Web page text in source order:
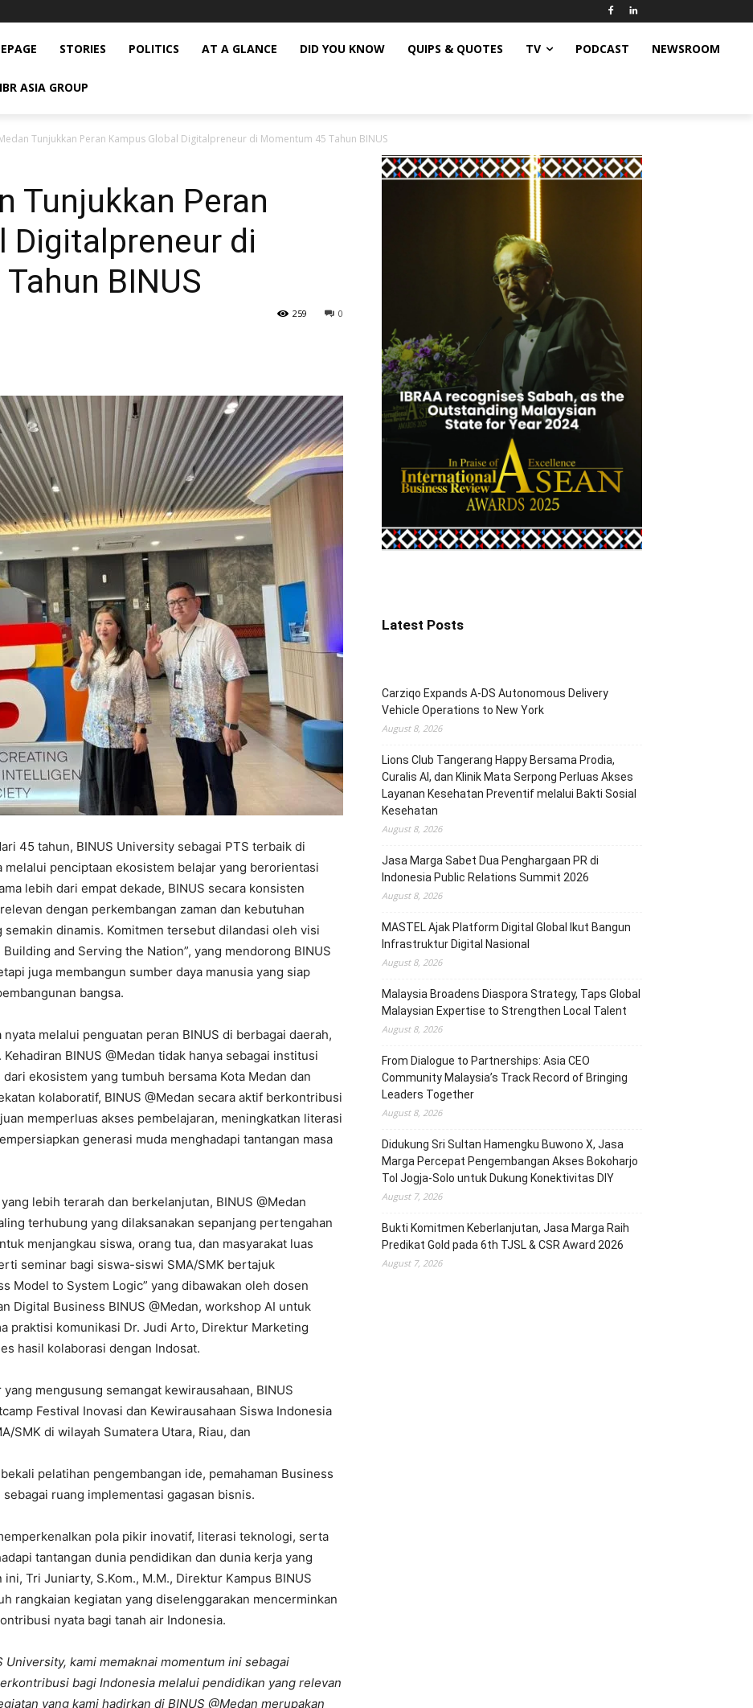
STORIES POLITICS AT A GLANCE DID YOU KNOW QUIPS & QUOTES TV PODCAST NEWSROOM
ASIA GROUP
Tunjukkan Peran Kampus Global Digitalpreneur di Momentum 45 Tahun BINUS
Tunjukkan Peran
Digitalpreneur di
BINUS
0
259
45 tahun, BINUS University sebagai PTS terbaik di
penciptaan ekosistem belajar yang berorientasi
lebih dari empat dekade, BINUS secara konsisten
dengan perkembangan zaman dan kebutuhan
dinamis. Komitmen tersebut dilandasi oleh visi
and Serving the Nation”, yang mendorong BINUS
juga membangun sumber daya manusia yang siap
bangsa.
melalui penguatan peran BINUS di berbagai daerah,
BINUS @Medan tidak hanya sebagai institusi
ekosistem yang tumbuh bersama Kota Medan dan
kolaboratif, BINUS @Medan secara aktif berkontribusi
memperluas akses pembelajaran, meningkatkan literasi
generasi muda menghadapi tantangan masa
lebih terarah dan berkelanjutan, BINUS @Medan
terhubung yang dilaksanakan sepanjang pertengahan
menjangkau siswa, orang tua, dan masyarakat luas
seminar bagi siswa-siswi SMA/SMK bertajuk
Model to System Logic” yang dibawakan oleh dosen
Digital Business BINUS @Medan, workshop AI untuk
praktisi komunikasi Dr. Judi Arto, Direktur Marketing
hasil kolaborasi dengan Indosat.
mengusung semangat kewirausahaan, BINUS
Festival Inovasi dan Kewirausahaan Siswa Indonesia
SMK di wilayah Sumatera Utara, Riau, dan
pelatihan pengembangan ide, pemahaman Business
ruang implementasi gagasan bisnis.
pola pikir inovatif, literasi teknologi, serta
tantangan dunia pendidikan dan dunia kerja yang
Tri Juniarty, S.Kom., M.M., Direktur Kampus BINUS
rangkaian kegiatan yang diselenggarakan mencerminkan
nyata bagi tanah air Indonesia.
kami memaknai momentum ini sebagai
bagi Indonesia melalui pendidikan yang relevan
yang kami hadirkan di BINUS @Medan merupakan
Latest Posts
Carziqo Expands A-DS Autonomous Delivery
Vehicle Operations to New York
August 8, 2026
Lions Club Tangerang Happy Bersama Prodia,
Curalis AI, dan Klinik Mata Serpong Perluas Akses
Layanan Kesehatan Preventif melalui Bakti Sosial
Kesehatan
August 8, 2026
Jasa Marga Sabet Dua Penghargaan PR di
Indonesia Public Relations Summit 2026
August 8, 2026
MASTEL Ajak Platform Digital Global Ikut Bangun
Infrastruktur Digital Nasional
August 8, 2026
Malaysia Broadens Diaspora Strategy, Taps Global
Malaysian Expertise to Strengthen Local Talent
August 8, 2026
From Dialogue to Partnerships: Asia CEO
Community Malaysia’s Track Record of Bringing
Leaders Together
August 8, 2026
Didukung Sri Sultan Hamengku Buwono X, Jasa
Marga Percepat Pengembangan Akses Bokoharjo
Tol Jogja-Solo untuk Dukung Konektivitas DIY
August 7, 2026
Bukti Komitmen Keberlanjutan, Jasa Marga Raih
Predikat Gold pada 6th TJSL & CSR Award 2026
August 7, 2026